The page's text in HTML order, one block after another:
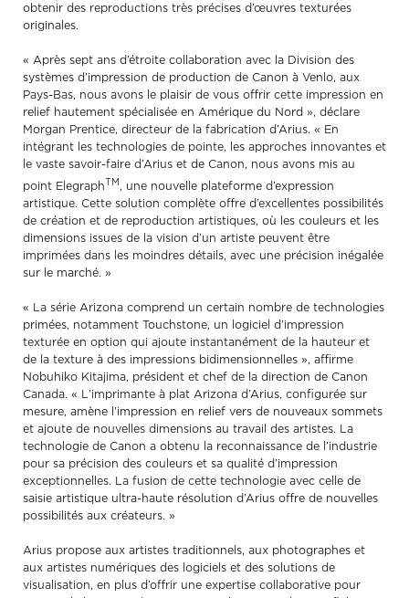
obtenir des reproductions très précises d’œuvres texturées
originales.
« Après sept ans d’étroite collaboration avec la Division des
systèmes d’impression de production de Canon à Venlo, aux
Pays-Bas, nous avons le plaisir de vous offrir cette impression en
relief hautement spécialisée en Amérique du Nord », déclare
Morgan Prentice, directeur de la fabrication d’Arius. « En
intégrant les technologies de pointe, les approches innovantes et
le vaste savoir-faire d’Arius et de Canon, nous avons mis au
point ElegraphTM, une nouvelle plateforme d’expression
artistique. Cette solution complète offre d’excellentes possibilités
de création et de reproduction artistiques, où les couleurs et les
dimensions issues de la vision d’un artiste peuvent être
imprimées dans les moindres détails, avec une précision inégalée
sur le marché. »
« La série Arizona comprend un certain nombre de technologies
primées, notamment Touchstone, un logiciel d’impression
texturée en option qui ajoute instantanément de la hauteur et
de la texture à des impressions bidimensionnelles », affirme
Nobuhiko Kitajima, président et chef de la direction de Canon
Canada. « L’imprimante à plat Arizona d’Arius, configurée sur
mesure, amène l’impression en relief vers de nouveaux sommets
et ajoute de nouvelles dimensions au travail des artistes. La
technologie de Canon a obtenu la reconnaissance de l’industrie
pour sa précision des couleurs et sa qualité d’impression
exceptionnelles. La fusion de cette technologie avec celle de
saisie artistique ultra-haute résolution d’Arius offre de nouvelles
possibilités aux créateurs. »
Arius propose aux artistes traditionnels, aux photographes et
aux artistes numériques des logiciels et des solutions de
visualisation, en plus d’offrir une expertise collaborative pour